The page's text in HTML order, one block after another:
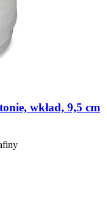
wkład, 9,5 cm